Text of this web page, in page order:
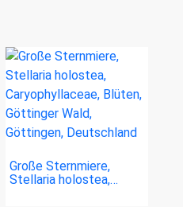
Große Sternmiere,
Stellaria holostea,…